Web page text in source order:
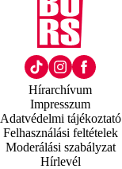
Hírarchívum
Impresszum
Adatvédelmi tájékoztató
Felhasználási feltételek
Moderálási szabályzat
Hírlevél